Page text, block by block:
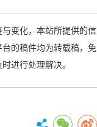
变化，本站所提供的
台的稿件均为转载稿
进行处理解决。